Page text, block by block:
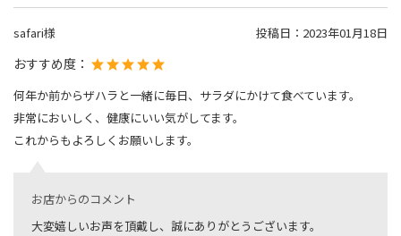
safari様 投稿日： 2023年01月18日
おすすめ度：
何年か前からザハラと一緒に毎日、サラダにかけて食べています。
非常においしく、健康にいい気がしてます。
これからもよろしくお願いします。
お店からのコメント
大変嬉しいお声を頂戴し、誠にありがとうございます。